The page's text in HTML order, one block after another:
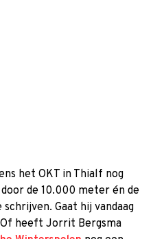
het OKT in Thialf nog
de 10.000 meter én de
Gaat hij vandaag
heeft Jorrit Bergsma